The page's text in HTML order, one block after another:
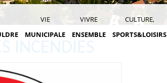
VIE
MUNICIPALE
VIVRE
ENSEMBLE
CULTURE,
SPORTS&LOISIRS